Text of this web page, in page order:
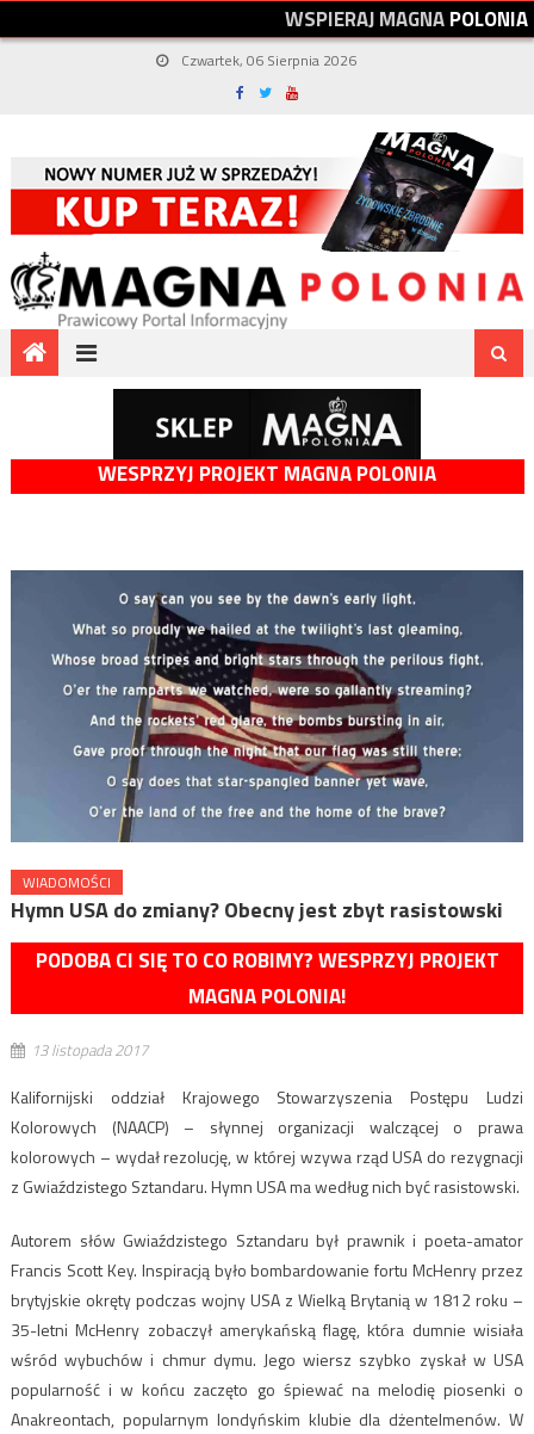
WSPIERAJMAGNAPOLONIA
Czwartek, 06 Sierpnia 2026
WESPRZYJ PROJEKT MAGNA POLONIA
WIADOMOŚCI
Hymn USA do zmiany? Obecny jest zbyt rasistowski
PODOBA CI SIĘ TO CO ROBIMY? WESPRZYJ PROJEKT
MAGNA POLONIA!
13 listopada 2017
Kalifornijski oddział Krajowego Stowarzyszenia Postępu Ludzi
Kolorowych (NAACP) – słynnej organizacji walczącej o prawa
kolorowych – wydał rezolucję, w której wzywa rząd USA do rezygnacji
z Gwiaździstego Sztandaru. Hymn USA ma według nich być rasistowski.
Autorem słów Gwiaździstego Sztandaru był prawnik i poeta-amator
Francis Scott Key. Inspiracją było bombardowanie fortu McHenry przez
brytyjskie okręty podczas wojny USA z Wielką Brytanią w 1812 roku –
35-letni McHenry zobaczył amerykańską flagę, która dumnie wisiała
wśród wybuchów i chmur dymu. Jego wiersz szybko zyskał w USA
popularność i w końcu zaczęto go śpiewać na melodię piosenki o
Anakreontach, popularnym londyńskim klubie dla dżentelmenów. W